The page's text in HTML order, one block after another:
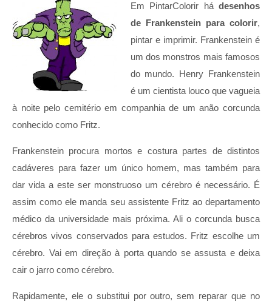
Em PintarColorir há desenhos
de Frankenstein para colorir,
pintar e imprimir. Frankenstein é
um dos monstros mais famosos
do mundo. Henry Frankenstein
é um cientista louco que vagueia
à noite pelo cemitério em companhia de um anão corcunda
conhecido como Fritz.
Frankenstein procura mortos e costura partes de distintos
cadáveres para fazer um único homem, mas também para
dar vida a este ser monstruoso um cérebro é necessário. É
assim como ele manda seu assistente Fritz ao departamento
médico da universidade mais próxima. Ali o corcunda busca
cérebros vivos conservados para estudos. Fritz escolhe um
cérebro. Vai em direção à porta quando se assusta e deixa
cair o jarro como cérebro.
Rapidamente, ele o substitui por outro, sem reparar que no